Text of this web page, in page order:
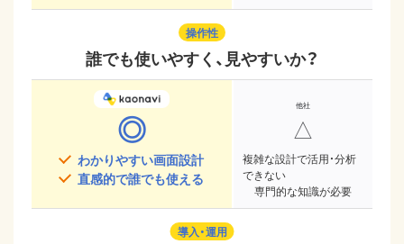
操作性
誰でも使いやすく、見やすいか？
◎
わかりやすい画面設計
直感的で誰でも使える
△
複雑な設計で活用・分析
できない
専門的な知識が必要
導入・運用